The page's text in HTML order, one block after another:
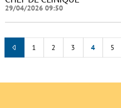
29/04/2026 09:50
1 2 3 4 5